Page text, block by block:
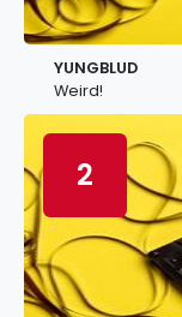
YUNGBLUD
Weird!
2